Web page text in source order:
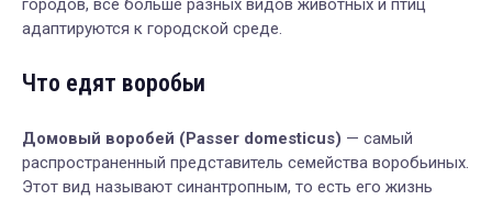
городов, все больше разных видов животных и птиц
адаптируются к городской среде.
Что едят воробьи
Домовый воробей (Passer domesticus) — самый
распространенный представитель семейства воробьиных.
Этот вид называют синантропным, то есть его жизнь